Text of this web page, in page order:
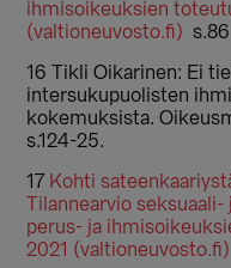
ihmisoikeuksien
(valtioneuvosto.fi) s.86
16 Tikli Oikarinen: Ei
intersukupuolisten
kokemuksista.
s.124-25.
17 Kohti
Tilannearvio
perus- ja
2021 (valtioneuvosto.fi)